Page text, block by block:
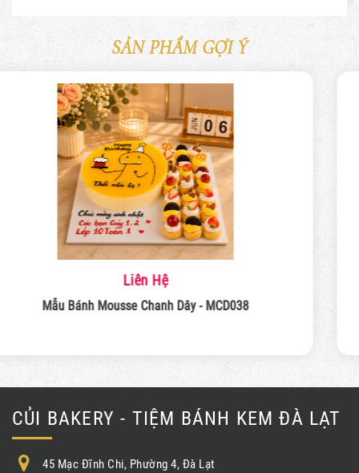
SẢN PHẨM GỢI Ý
Liên Hệ
Mẫu Bánh Mousse Chanh Dây - MCD036
CỦI BAKERY - TIỆM BÁNH KEM ĐÀ LẠT
45 Mạc Đĩnh Chi, Phường 4, Đà Lạt